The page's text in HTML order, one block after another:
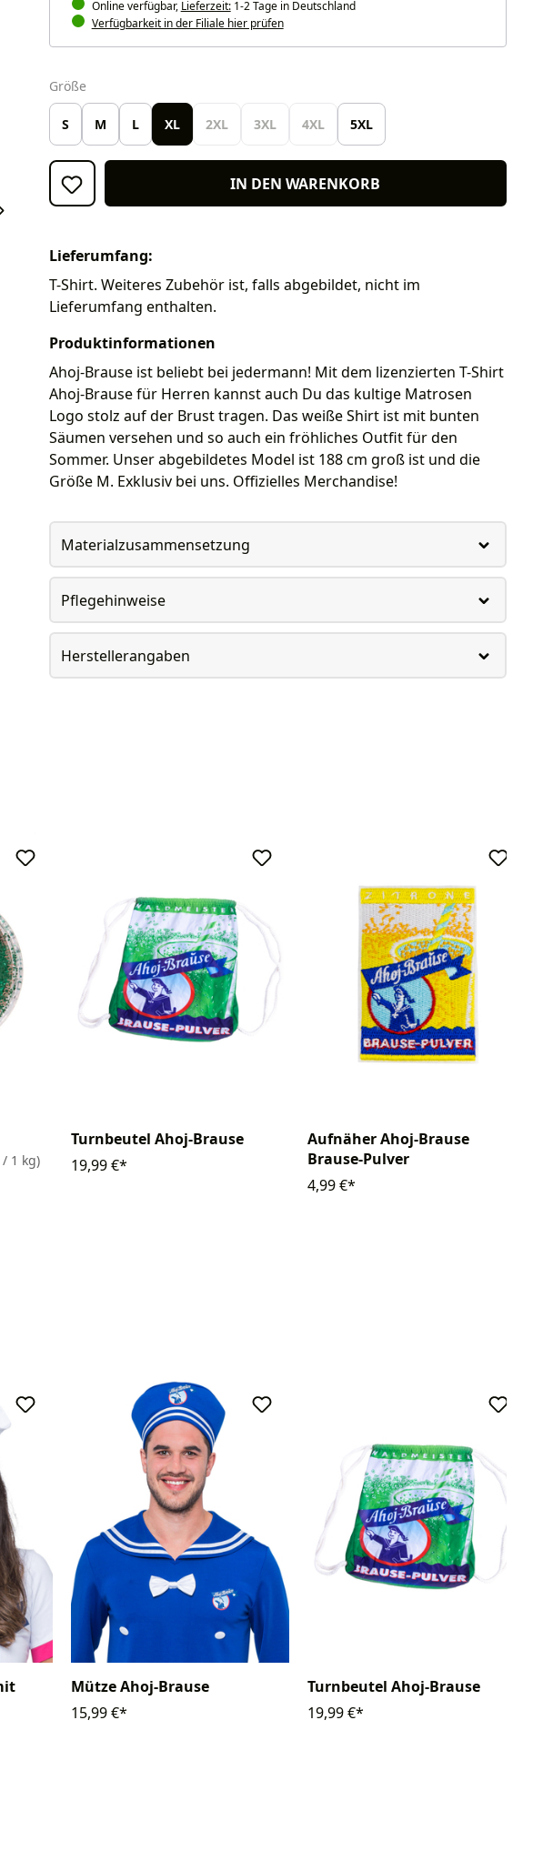
Online verfügbar, Lieferzeit:1-2 Tage in Deutschland
Verfügbarkeit in der Filiale hier prüfen
Größeauswählen
S M L XL 2XL 3XL 4XL 5XL
IN DEN WARENKORB
Lieferumfang:
T-Shirt. Weiteres Zubehör ist, falls abgebildet, nicht im
Lieferumfang enthalten.
Produktinformationen
Ahoj-Brause ist beliebt bei jedermann! Mit dem lizenzierten T-Shirt
Ahoj-Brause für Herren kannst auch Du das kultige Matrosen
Logo stolz auf der Brust tragen. Das weiße Shirt ist mit bunten
Säumen versehen und so auch ein fröhliches Outfit für den
Sommer. Unser abgebildetes Model ist 188 cm groß ist und die
Größe M. Exklusiv bei uns. Offizielles Merchandise!
Materialzusammensetzung
Pflegehinweise
Herstellerangaben
/ 1 kg)
Turnbeutel Ahoj-Brause
19,99 €*
Aufnäher Ahoj-Brause
Brause-Pulver
4,99 €*
Mütze Ahoj-Brause
15,99 €*
Turnbeutel Ahoj-Brause
19,99 €*